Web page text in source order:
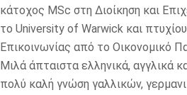
κάτοχος MSc στη Διοίκηση και
το University of Warwick και
Επικοινωνίας από το Οικονομικό
Μιλά άπταιστα ελληνικά, αγγλικά
πολύ καλή γνώση γαλλικών,